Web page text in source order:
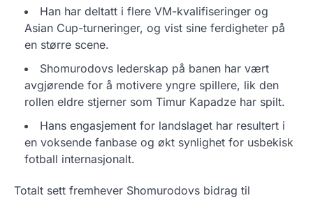
Han har deltatt i flere VM-kvalifiseringer og
Asian Cup-turneringer, og vist sine ferdigheter på
en større scene.
Shomurodovs lederskap på banen har vært
avgjørende for å motivere yngre spillere, lik den
rollen eldre stjerner som Timur Kapadze har spilt.
Hans engasjement for landslaget har resultert i
en voksende fanbase og økt synlighet for usbekisk
fotball internasjonalt.
Totalt sett fremhever Shomurodovs bidrag til